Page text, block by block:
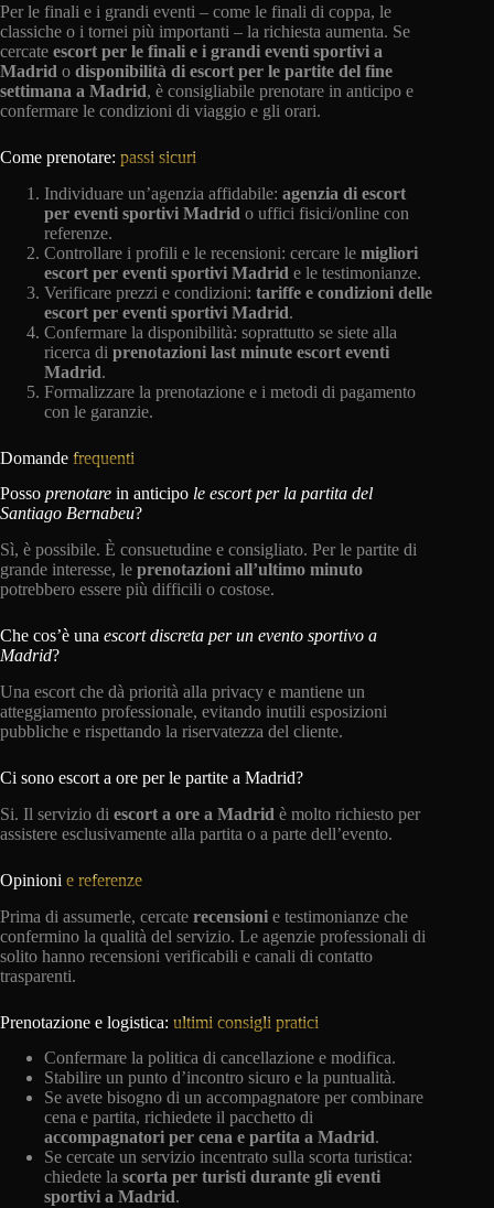
Per le finali e i grandi eventi – come le finali di coppa, le
classiche o i tornei più importanti – la richiesta aumenta. Se
cercate escort per le finali e i grandi eventi sportivi a
Madrid o disponibilità di escort per le partite del fine
settimana a Madrid, è consigliabile prenotare in anticipo e
confermare le condizioni di viaggio e gli orari.
Come prenotare: passi sicuri
Individuare un’agenzia affidabile: agenzia di escort
per eventi sportivi Madrid o uffici fisici/online con
referenze.
Controllare i profili e le recensioni: cercare le migliori
escort per eventi sportivi Madrid e le testimonianze.
Verificare prezzi e condizioni: tariffe e condizioni delle
escort per eventi sportivi Madrid.
Confermare la disponibilità: soprattutto se siete alla
ricerca di prenotazioni last minute escort eventi
Madrid.
Formalizzare la prenotazione e i metodi di pagamento
con le garanzie.
Domande frequenti
Posso prenotare in anticipo le escort per la partita del
Santiago Bernabeu?
Sì, è possibile. È consuetudine e consigliato. Per le partite di
grande interesse, le prenotazioni all’ultimo minuto
potrebbero essere più difficili o costose.
Che cos’è una escort discreta per un evento sportivo a
Madrid?
Una escort che dà priorità alla privacy e mantiene un
atteggiamento professionale, evitando inutili esposizioni
pubbliche e rispettando la riservatezza del cliente.
Ci sono escort a ore per le partite a Madrid?
Si. Il servizio di escort a ore a Madrid è molto richiesto per
assistere esclusivamente alla partita o a parte dell’evento.
Opinioni e referenze
Prima di assumerle, cercate recensioni e testimonianze che
confermino la qualità del servizio. Le agenzie professionali di
solito hanno recensioni verificabili e canali di contatto
trasparenti.
Prenotazione e logistica: ultimi consigli pratici
Confermare la politica di cancellazione e modifica.
Stabilire un punto d’incontro sicuro e la puntualità.
Se avete bisogno di un accompagnatore per combinare
cena e partita, richiedete il pacchetto di
accompagnatori per cena e partita a Madrid.
Se cercate un servizio incentrato sulla scorta turistica:
chiedete la scorta per turisti durante gli eventi
sportivi a Madrid.